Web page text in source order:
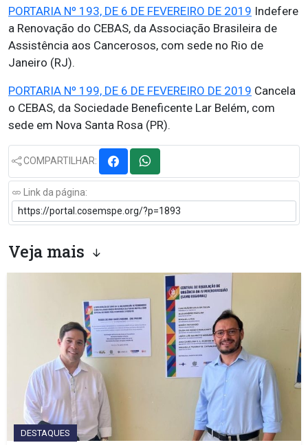
PORTARIA Nº 193, DE 6 DE FEVEREIRO DE 2019 Indefere
a Renovação do CEBAS, da Associação Brasileira de
Assistência aos Cancerosos, com sede no Rio de
Janeiro (RJ).
PORTARIA Nº 199, DE 6 DE FEVEREIRO DE 2019 Cancela
o CEBAS, da Sociedade Beneficente Lar Belém, com
sede em Nova Santa Rosa (PR).
COMPARTILHAR:
Link da página:
Veja mais
DESTAQUES